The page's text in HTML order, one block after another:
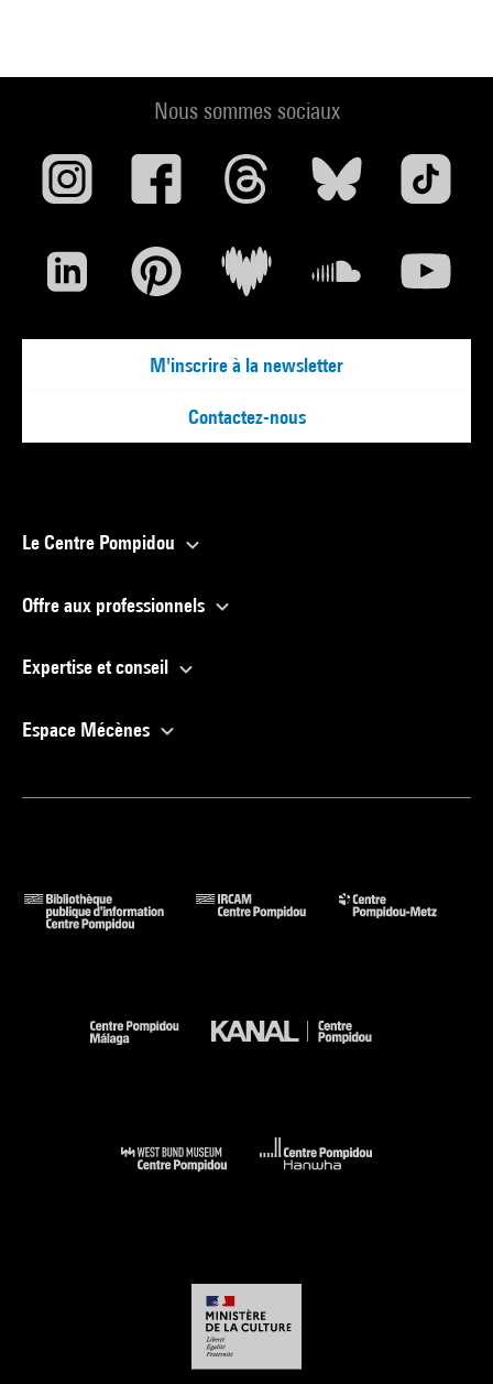
Nous sommes sociaux
M'inscrire à la newsletter
Contactez-nous
Le Centre Pompidou
Offre aux professionnels
Expertise et conseil
Espace Mécènes